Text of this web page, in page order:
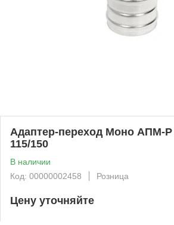
Адаптер-переход Моно АПМ-Р
115/150
В наличии
Код: 00000002458
Розница
Цену уточняйте